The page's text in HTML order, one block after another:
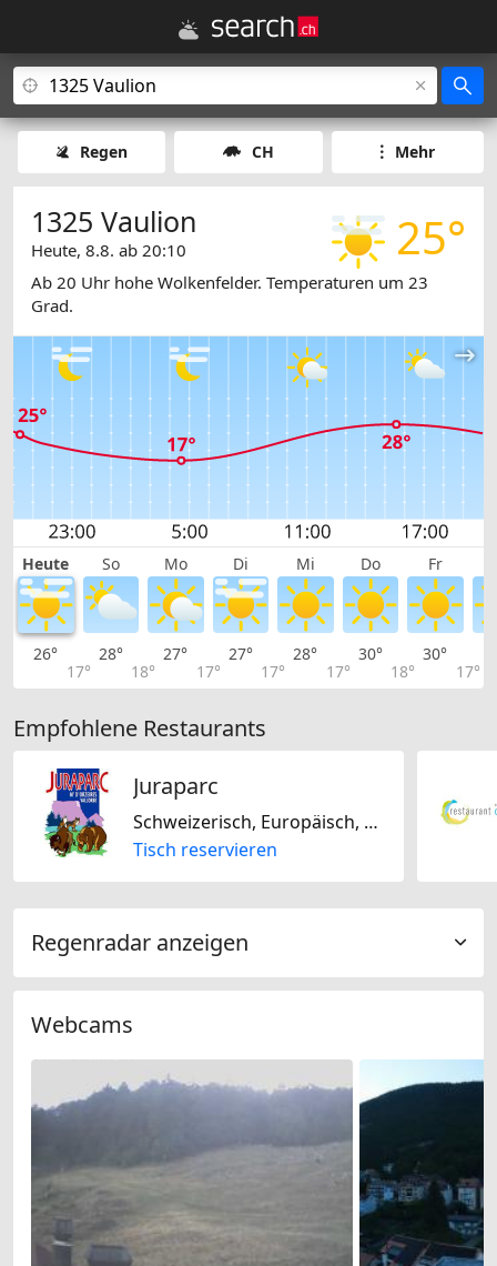
Regen CH Mehr
25°
1325 Vaulion
Heute, 8.8. ab 20:10
Ab 20 Uhr hohe Wolkenfelder. Temperaturen um 23
Grad.
Heute So Mo Di Mi Do Fr
26°
17°
28°
18°
27°
17°
27°
17°
28°
17°
30°
18°
30°
17°
Empfohlene Restaurants
Juraparc
Schweizerisch, Europäisch, Französisch
Tisch reservieren
Regenradar anzeigen
Webcams